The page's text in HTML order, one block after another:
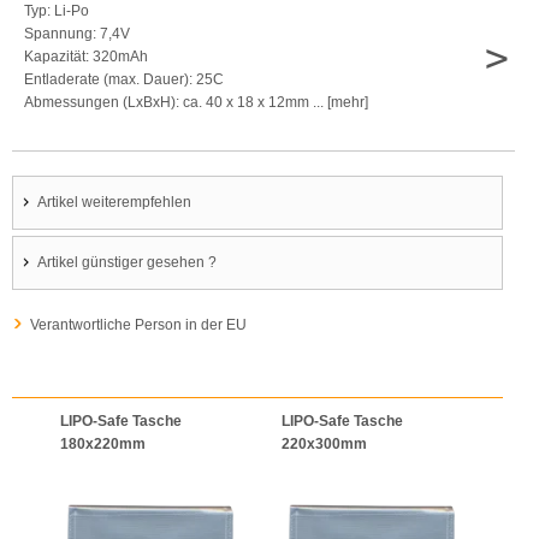
Typ: Li-Po
Spannung: 7,4V
Kapazität: 320mAh
Entladerate (max. Dauer): 25C
Abmessungen (LxBxH): ca. 40 x 18 x 12mm ... [mehr]
>
Artikel weiterempfehlen
Artikel günstiger gesehen ?
Verantwortliche Person in der EU
LIPO-Safe Tasche
180x220mm
LIPO-Safe Tasche
220x300mm